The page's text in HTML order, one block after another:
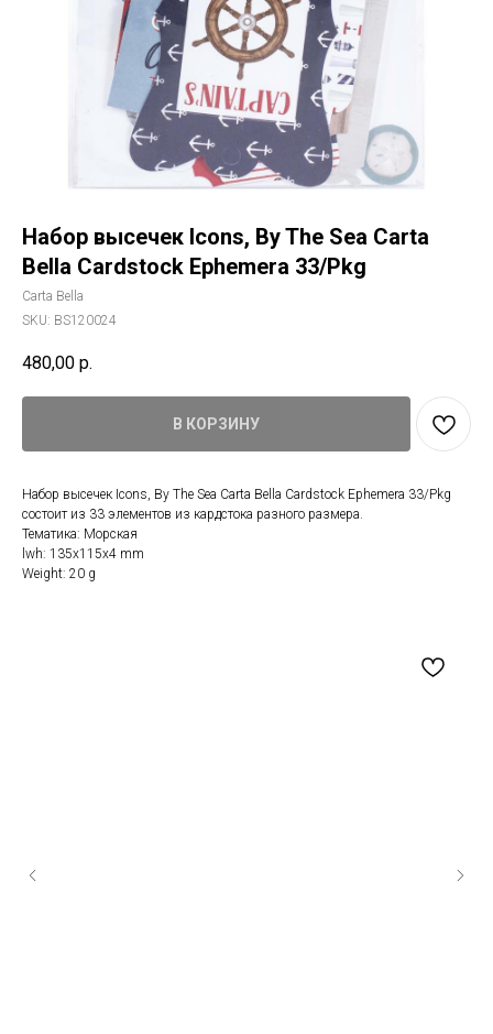
Набор высечек Icons, By The Sea Carta
Bella Cardstock Ephemera 33/Pkg
Carta Bella
SKU: BS120024
480,00 р.
В КОРЗИНУ
Набор высечек Icons, By The Sea Carta Bella Cardstock Ephemera 33/Pkg
состоит из 33 элементов из кардстока разного размера.
Тематика: Морская
lwh: 135x115x4 mm
Weight: 20 g